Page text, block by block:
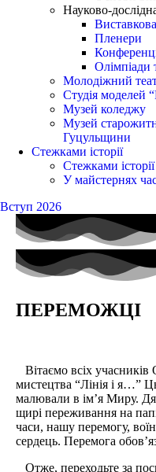
Науково-
Виставкова
Пленери
Олімпіади
Молодіжний
Студія моделей
Музей коледжу
Музей
Гуцульщини
Стежками історії
Стежками історії
У майстернях
Вступ 2026
ПЕРЕМОЖЦІ
Вітаємо всіх учасників
мистецтва “Лінія і я…”
малювали в ім’я Миру.
щирі переживання на
часи, нашу перемогу,
сердець. Перемога
Отже, переходьте за